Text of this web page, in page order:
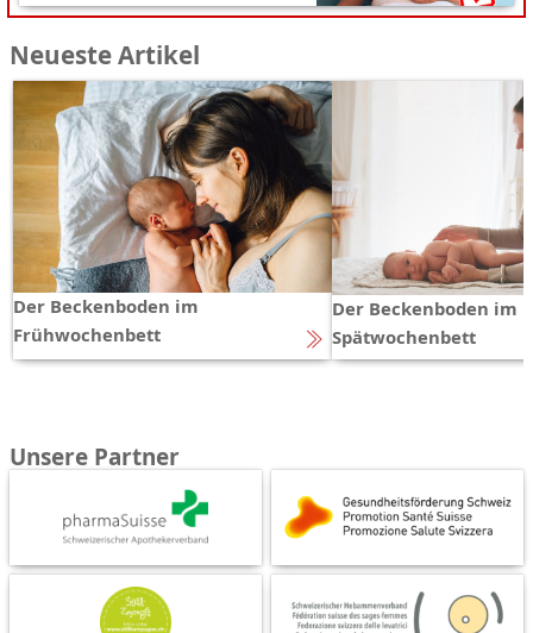
Neueste Artikel
Der Beckenboden im
Frühwochenbett
Der Beckenboden im
Spätwochenbett
Unsere Partner